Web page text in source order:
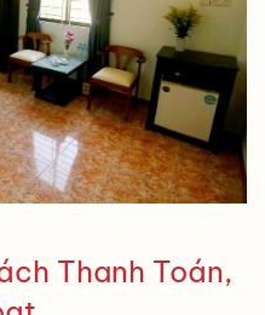
Thanh Toán,